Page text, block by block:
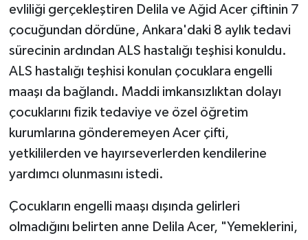
evliliği gerçekleştiren Delila ve Ağid Acer çiftinin 7
çocuğundan dördüne, Ankara'daki 8 aylık tedavi
sürecinin ardından ALS hastalığı teşhisi konuldu.
ALS hastalığı teşhisi konulan çocuklara engelli
maaşı da bağlandı. Maddi imkansızlıktan dolayı
çocuklarını fizik tedaviye ve özel öğretim
kurumlarına gönderemeyen Acer çifti,
yetkililerden ve hayırseverlerden kendilerine
yardımcı olunmasını istedi.
Çocukların engelli maaşı dışında gelirleri
olmadığını belirten anne Delila Acer, "Yemeklerini,